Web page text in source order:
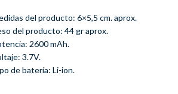
del producto: 6×5,5 cm. aprox.
del producto: 44 gr aprox.
2600 mAh.
3.7V.
de batería: Li-ion.